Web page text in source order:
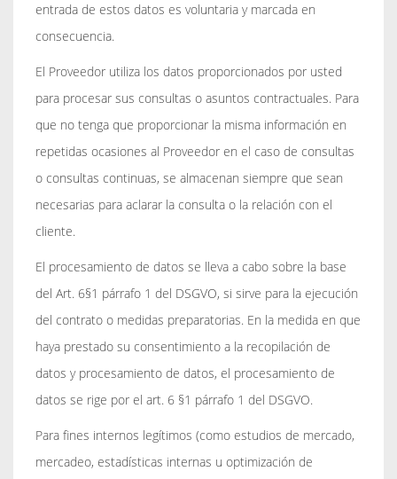
entrada de estos datos es voluntaria y marcada en
consecuencia.
El Proveedor utiliza los datos proporcionados por usted
para procesar sus consultas o asuntos contractuales. Para
que no tenga que proporcionar la misma información en
repetidas ocasiones al Proveedor en el caso de consultas
o consultas continuas, se almacenan siempre que sean
necesarias para aclarar la consulta o la relación con el
cliente.
El procesamiento de datos se lleva a cabo sobre la base
del Art. 6§1 párrafo 1 del DSGVO, si sirve para la ejecución
del contrato o medidas preparatorias. En la medida en que
haya prestado su consentimiento a la recopilación de
datos y procesamiento de datos, el procesamiento de
datos se rige por el art. 6 §1 párrafo 1 del DSGVO.
Para fines internos legítimos (como estudios de mercado,
mercadeo, estadísticas internas u optimización de